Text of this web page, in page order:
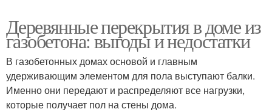
Требования к
перекрытиям
Деревянные перекрытия в доме из
газобетона: выгоды и недостатки
В газобетонных домах основой и главным
удерживающим элементом для пола выступают балки.
Именно они передают и распределяют все нагрузки,
которые получает пол на стены дома.